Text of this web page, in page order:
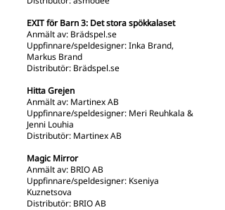
EXIT för Barn 3: Det stora spökkalaset
Anmält av: Brädspel.se
Uppfinnare/speldesigner: Inka Brand,
Markus Brand
Distributör: Brädspel.se
Hitta Grejen
Anmält av: Martinex AB
Uppfinnare/speldesigner: Meri Reuhkala &
Jenni Louhia
Distributör: Martinex AB
Magic Mirror
Anmält av: BRIO AB
Uppfinnare/speldesigner: Kseniya
Kuznetsova
Distributör: BRIO AB